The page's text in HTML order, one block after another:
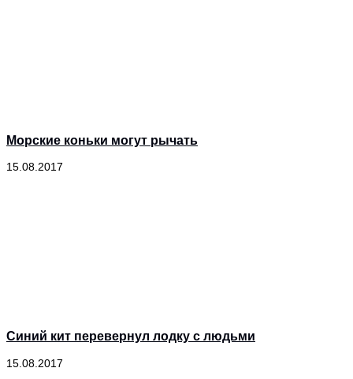
Морские коньки могут рычать
15.08.2017
Синий кит перевернул лодку с людьми
15.08.2017